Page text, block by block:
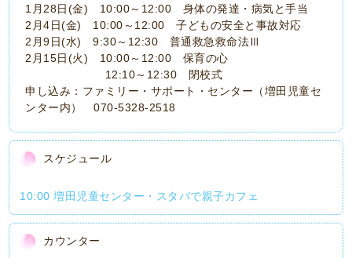
1月28日(金) 10:00～12:00 身体の発達・病気と手当
2月4日(金) 10:00～12:00 子どもの安全と事故対応
2月9日(水) 9:30～12:30 普通救急救命法Ⅲ
2月15日(火) 10:00～12:00 保育の心
12:10～12:30 閉校式
申し込み：ファミリー・サポート・センター（増田児童セ
ンター内） 070-5328-2518
スケジュール
10:00 増田児童センター・スタバで親子カフェ
カウンター